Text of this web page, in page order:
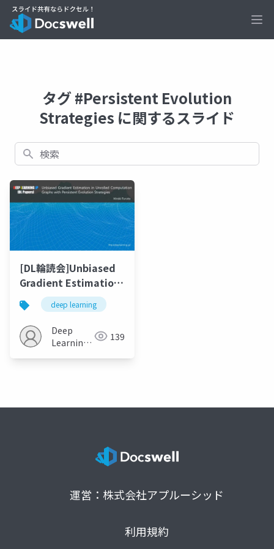
タグ #Persistent Evolution
Strategies に関するスライド
検索
[DL輪読会]Unbiased
Gradient Estimation
in Unrolled
Computation Graphs
with Persistent
Evolution Strategies
deep learning
Deep
Learning
139
運営：株式会社アプルーシッド
利用規約